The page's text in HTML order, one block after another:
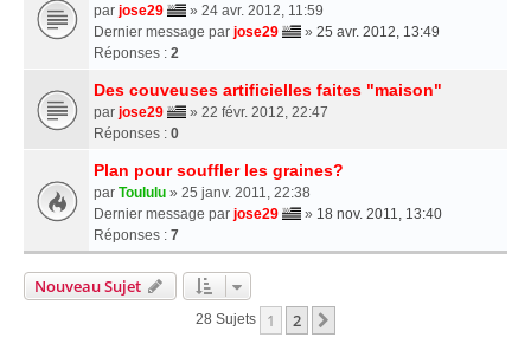
par jose29
» 24 avr. 2012, 11:59
Dernier message par jose29 » 25 avr. 2012, 13:49
Réponses : 2
Des couveuses artificielles faites "maison"
par jose29
» 22 févr. 2012, 22:47
Réponses : 0
Plan pour souffler les graines?
par Toululu » 25 janv. 2011, 22:38
Dernier message par jose29 » 18 nov. 2011, 13:40
Réponses : 7
Nouveau Sujet
28 Sujets 1 2